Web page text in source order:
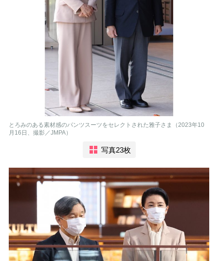
とろみのある素材感のパンツスーツをセレクトされた雅子さま（2023年10
月16日、撮影／JMPA）
写真23枚